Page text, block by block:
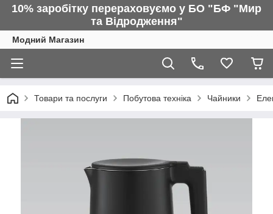
10% заробітку перераховуємо у БО "БФ "Мир
та Відродження"
Модний Магазин
Товари та послуги Побутова техніка Чайники